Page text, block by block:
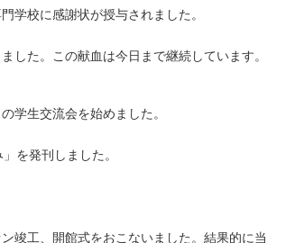
学校に感謝状が授与されました。
した。この献血は今日まで継続しています。
学生交流会を始めました。
を発刊しました。
竣工、開館式をおこないました。結果的に当